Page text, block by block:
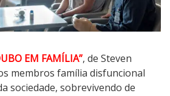
EM FAMÍLIA”, de Steven
membros família disfuncional
sociedade, sobrevivendo de